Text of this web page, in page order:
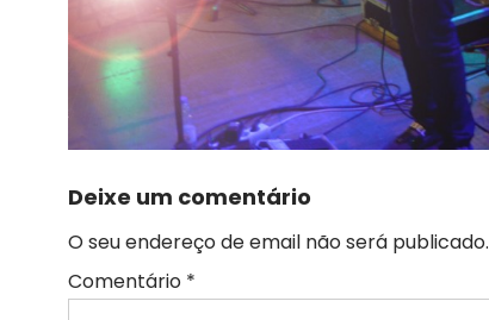
Deixe um comentário
O seu endereço de email não será publicado.
Comentário *